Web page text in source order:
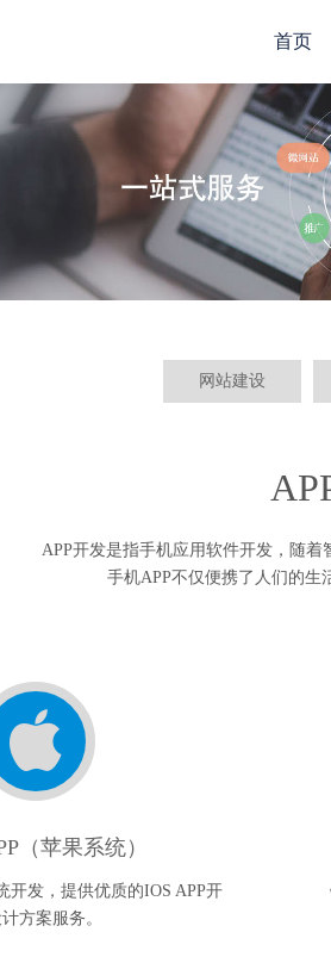
首页
网站建设
APP开发是指手机应用软件开发，随
手机APP不仅便携了人们的生
（苹果系统）
开发，提供优质的IOS APP开
方案服务。